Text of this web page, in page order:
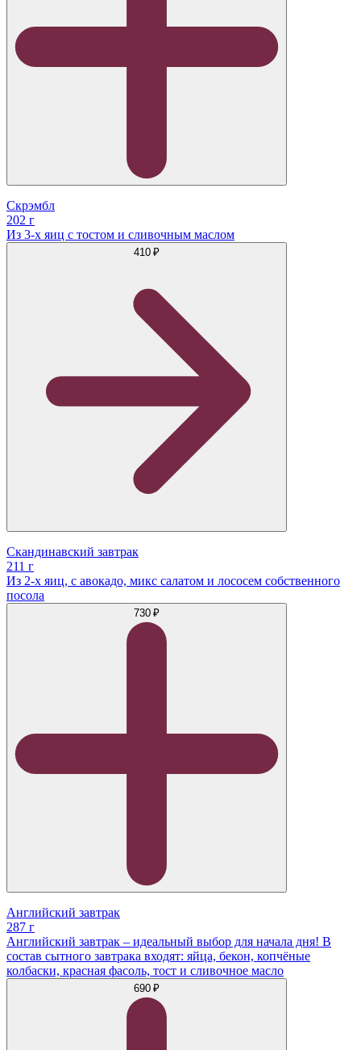
Скрэмбл
202 г
Из 3-х яиц с тостом и сливочным маслом
410 ₽
Скандинавский завтрак
211 г
Из 2-х яиц, c авокадо, микс салатом и лососем собственного
посола
730 ₽
Английский завтрак
287 г
Английский завтрак – идеальный выбор для начала дня! В
состав сытного завтрака входят: яйца, бекон, копчёные
колбаски, красная фасоль, тост и сливочное масло
690 ₽